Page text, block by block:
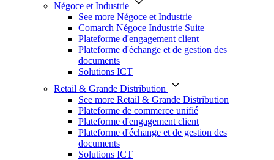
Négoce et Industrie
See more Négoce et Industrie
Comarch Négoce Industrie Suite
Plateforme d'engagement client
Plateforme d'échange et de gestion des
documents
Solutions ICT
Retail & Grande Distribution
See more Retail & Grande Distribution
Plateforme de commerce unifié
Plateforme d'engagement client
Plateforme d'échange et de gestion des
documents
Solutions ICT